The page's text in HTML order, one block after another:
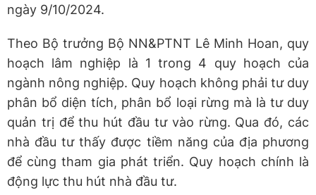
ngày 9/10/2024.
Theo Bộ trưởng Bộ NN&PTNT Lê Minh Hoan, quy
hoạch lâm nghiệp là 1 trong 4 quy hoạch của
ngành nông nghiệp. Quy hoạch không phải tư duy
phân bổ diện tích, phân bổ loại rừng mà là tư duy
quản trị để thu hút đầu tư vào rừng. Qua đó, các
nhà đầu tư thấy được tiềm năng của địa phương
để cùng tham gia phát triển. Quy hoạch chính là
động lực thu hút nhà đầu tư.